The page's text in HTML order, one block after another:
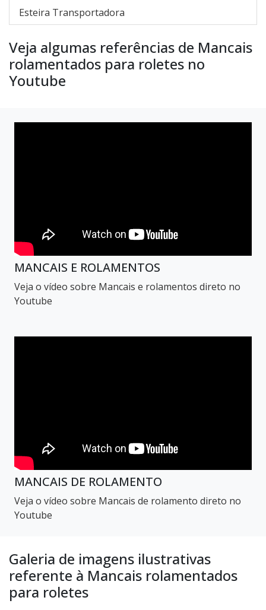
Esteira Transportadora
Veja algumas referências de Mancais
rolamentados para roletes no
Youtube
MANCAIS E ROLAMENTOS
Veja o vídeo sobre Mancais e rolamentos direto no
Youtube
MANCAIS DE ROLAMENTO
Veja o vídeo sobre Mancais de rolamento direto no
Youtube
Galeria de imagens ilustrativas
referente à Mancais rolamentados
para roletes